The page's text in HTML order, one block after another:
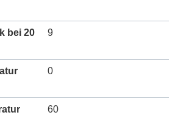
bei 20
9
0
60